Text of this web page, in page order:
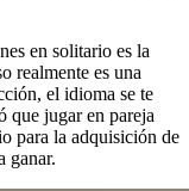
en solitario es la
realmente es una
el idioma se te
que jugar en pareja
para la adquisición de
ganar.